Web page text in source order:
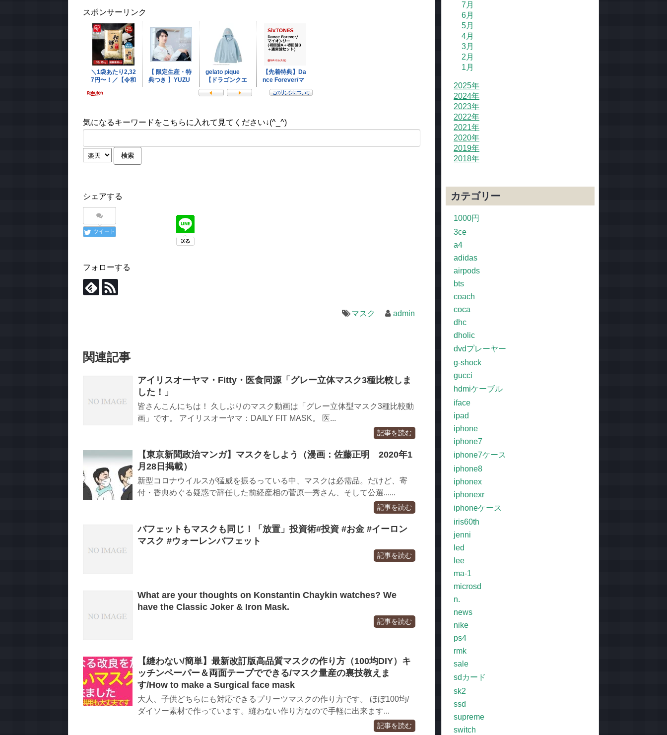
スポンサーリンク
気になるキーワードをこちらに入れて見てください↓(^_^)
シェアする
ツイート
フォローする
マスク admin
関連記事
アイリスオーヤマ・Fitty・医食同源「グレー立体マスク3種比較しま
した！」
皆さんこんにちは！ 久しぶりのマスク動画は「グレー立体型マスク3種比較動
画」です。 アイリスオーヤマ：DAILY FIT MASK。 医...
記事を読む
【東京新聞政治マンガ】マスクをしよう（漫画：佐藤正明 2020年1
月28日掲載）
新型コロナウイルスが猛威を振るっている中、マスクは必需品。だけど、寄
付・香典めぐる疑惑で辞任した前経産相の菅原一秀さん、そして公選......
記事を読む
バフェットもマスクも同じ！「放置」投資術#投資 #お金 #イーロン
マスク #ウォーレンバフェット
記事を読む
What are your thoughts on Konstantin Chaykin watches? We
have the Classic Joker & Iron Mask.
記事を読む
【縫わない/簡単】最新改訂版高品質マスクの作り方（100均DIY）キ
ッチンペーパー＆両面テープでできる/マスク量産の裏技教えま
す/How to make a Surgical face mask
大人、子供どちらにも対応できるプリーツマスクの作り方です。 ほぼ100均/
ダイソー素材で作っています。縫わない作り方なので手軽に出来ます...
記事を読む
7月
6月
5月
4月
3月
2月
1月
2025年
2024年
2023年
2022年
2021年
2020年
2019年
2018年
カテゴリー
1000円
3ce
a4
adidas
airpods
bts
coach
coca
dhc
dholic
dvdプレーヤー
g-shock
gucci
hdmiケーブル
iface
ipad
iphone
iphone7
iphone7ケース
iphone8
iphonex
iphonexr
iphoneケース
iris60th
jenni
led
lee
ma-1
microsd
n.
news
nike
ps4
rmk
sale
sdカード
sk2
ssd
supreme
switch